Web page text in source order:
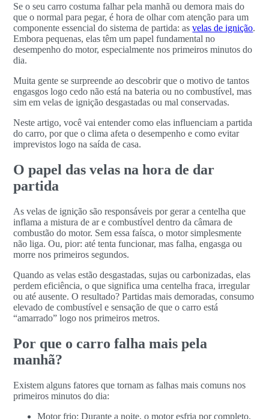
Se o seu carro costuma falhar pela manhã ou demora mais do
que o normal para pegar, é hora de olhar com atenção para um
componente essencial do sistema de partida: asvelas de ignição.
Embora pequenas, elas têm um papel fundamental no
desempenho do motor, especialmente nos primeiros minutos do
dia.
Muita gente se surpreende ao descobrir que o motivo de tantos
engasgos logo cedo não está na bateria ou no combustível, mas
sim em velas de ignição desgastadas ou mal conservadas.
Neste artigo, você vai entender como elas influenciam a partida
do carro, por que o clima afeta o desempenho e como evitar
imprevistos logo na saída de casa.
O papel das velas na hora de dar
partida
As velas de ignição são responsáveis por gerar a centelha que
inflama a mistura de ar e combustível dentro da câmara de
combustão do motor. Sem essa faísca, o motor simplesmente
não liga. Ou, pior: até tenta funcionar, mas falha, engasga ou
morre nos primeiros segundos.
Quando as velas estão desgastadas, sujas ou carbonizadas, elas
perdem eficiência, o que significa uma centelha fraca, irregular
ou até ausente. O resultado? Partidas mais demoradas, consumo
elevado de combustível e sensação de que o carro está
“amarrado” logo nos primeiros metros.
Por que o carro falha mais pela
manhã?
Existem alguns fatores que tornam as falhas mais comuns nos
primeiros minutos do dia:
Motor frio: Durante a noite, o motor esfria por completo.